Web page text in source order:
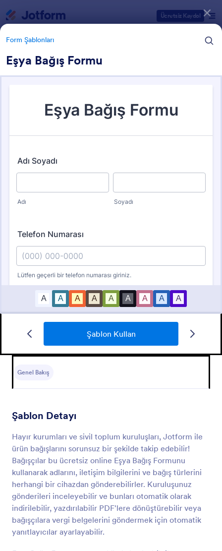
Ücretsiz Kaydol
Form Şablonları
Eşya Bağış Formu
Şablon Kullan
Genel Bakış
Şablon Detayı
Hayır kurumları ve sivil toplum kuruluşları, Jotform ile
ürün bağışlarını sorunsuz bir şekilde takip edebilir!
Bağışçılar bu ücretsiz online Eşya Bağış Formunu
kullanarak adlarını, iletişim bilgilerini ve bağış türlerini
herhangi bir cihazdan gönderebilirler. Kuruluşunuz
gönderileri inceleyebilir ve bunları otomatik olarak
indirilebilir, yazdırılabilir PDF'lere dönüştürebilir veya
bağışçılara vergi belgelerini göndermek için otomatik
yanıtlayıcılar ayarlayabilir.
Form Şablonları
Online Bağış Toplama Formu
Önizleme
Form Şablonu Kategorileri